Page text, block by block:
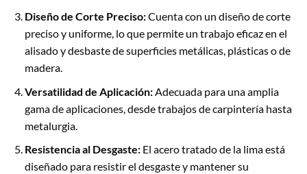
Diseño de Corte Preciso:Cuenta con un diseño de corte
preciso y uniforme, lo que permite un trabajo eficaz en el
alisado y desbaste de superficies metálicas, plásticas o de
madera.
Versatilidad de Aplicación:Adecuada para una amplia
gama de aplicaciones, desde trabajos de carpintería hasta
metalurgia.
Resistencia al Desgaste:El acero tratado de la lima está
diseñado para resistir el desgaste y mantener su